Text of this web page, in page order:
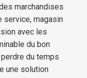
marchandises
service, magasin
avec les
du bon
du temps
une solution